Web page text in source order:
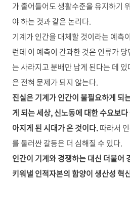
가 줄어들어도 생활수준을 유지하기
야 하는 것과 같은 논리다.
기계가 인간을 대체할 것이라는 예측
런데 이 예측이 간과한 것은 인류가
는 사라지고 분배만 남게 된다는 데
은 전혀 문제가 되지 않는다.
진실은 기계가 인간이 불필요하게 되
게 되는 세상, 신노동에 대한 수요보
아지게 된 시대가 온 것이다.따라서
를 둘러싼 갈등은 더 심해질 수 있다.
인간이 기계와 경쟁하는 대신 더불어
키워낼 인적자본의 함양이 생산성 혁